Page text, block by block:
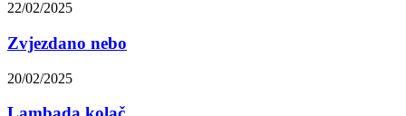
22/02/2025
Zvjezdano nebo
20/02/2025